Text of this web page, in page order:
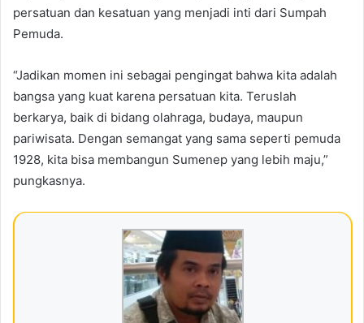
persatuan dan kesatuan yang menjadi inti dari Sumpah
Pemuda.
“Jadikan momen ini sebagai pengingat bahwa kita adalah
bangsa yang kuat karena persatuan kita. Teruslah
berkarya, baik di bidang olahraga, budaya, maupun
pariwisata. Dengan semangat yang sama seperti pemuda
1928, kita bisa membangun Sumenep yang lebih maju,”
pungkasnya.